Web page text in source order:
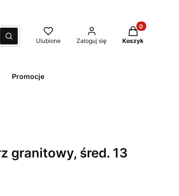
Szukaj Ulubione Zaloguj się
Produkty w
Koszyk
Promocje
granitowy, śred. 13